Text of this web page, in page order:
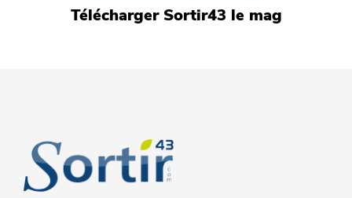
Télécharger Sortir43 le mag